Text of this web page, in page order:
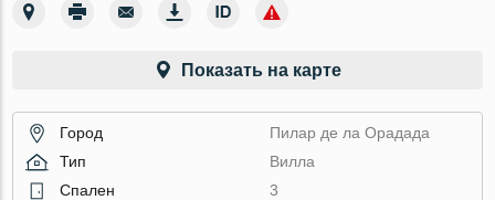
Показать на карте
Город
Пилар де ла Орадада
Тип
Вилла
Спален
3